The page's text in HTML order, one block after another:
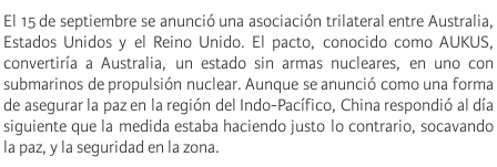
El 15 de septiembre se anunció una asociación trilateral entre Australia,
Estados Unidos y el Reino Unido. El pacto, conocido como AUKUS,
convertiría a Australia, un estado sin armas nucleares, en uno con
submarinos de propulsión nuclear. Aunque se anunció como una forma
de asegurar la paz en la región del Indo-Pacífico, China respondió al día
siguiente que la medida estaba haciendo justo lo contrario, socavando
la paz, y la seguridad en la zona.